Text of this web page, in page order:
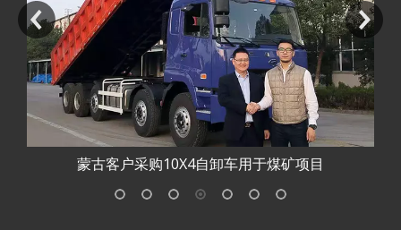
蒙古客户采购10X4自卸车用于煤矿项目